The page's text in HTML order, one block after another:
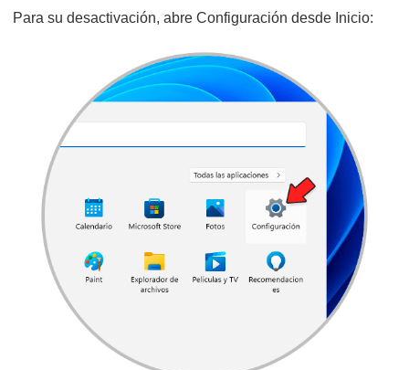
Para su desactivación, abre Configuración desde Inicio: